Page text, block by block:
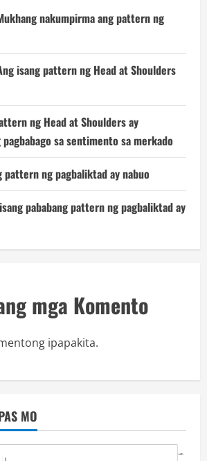
nakumpirma ang pattern ng
isang pattern ng Head at Shoulders
ng Head at Shoulders ay
sa sentimento sa merkado
pattern ng pagbaliktad ay nabuo
isang pababang pattern ng pagbaliktad ay
mga Komento
ipapakita.
MO